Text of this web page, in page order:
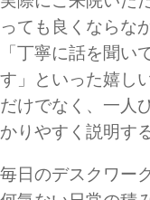
っても良くならな
「丁寧に話を聞い
す」といった嬉し
だけでなく、一人
かりやすく説明す
毎日のデスクワー